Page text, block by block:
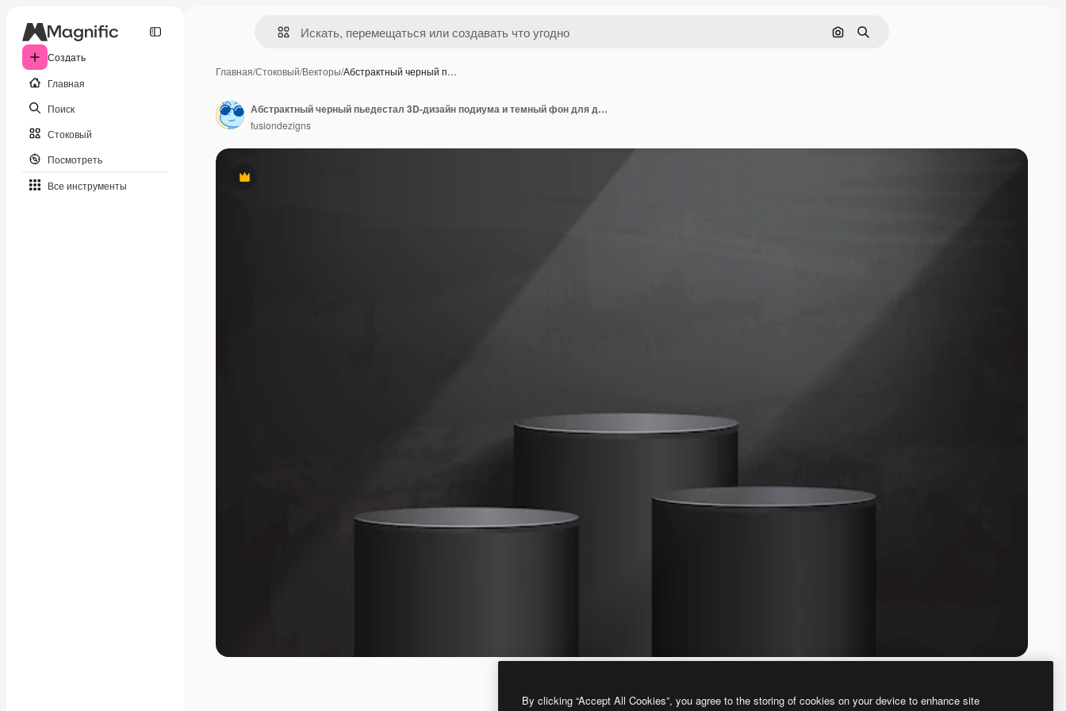
Создать
Главная
Поиск
Стоковый
Посмотреть
Все инструменты
Поиск по изображению
Поиск
Главная/Стоковый/Векторы/Абстрактный черный п…
Премиум
Абстрактный черный пьедестал 3D-дизайн подиума и темный фон для демонстрации продукта в витрине моды
fusiondezigns
By clicking “Accept All Cookies”, you agree to the storing of cookies on your device to enhance site